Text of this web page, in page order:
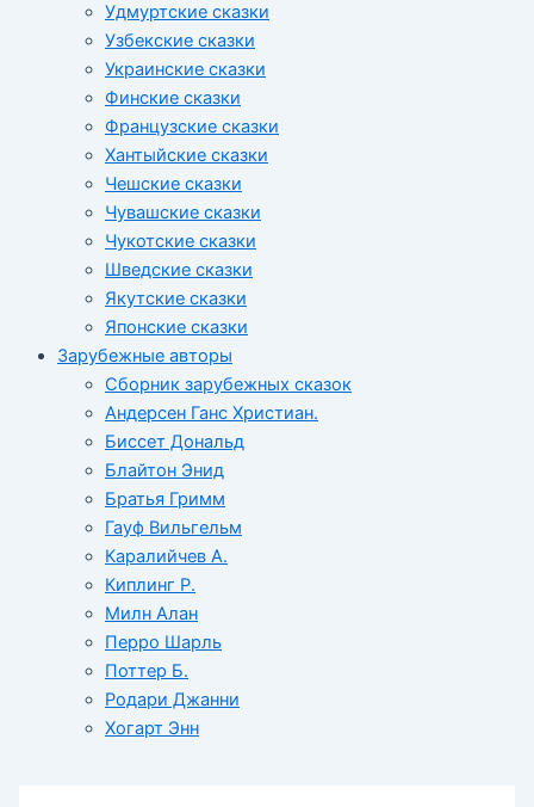
Удмуртские сказки
Узбекские сказки
Украинские сказки
Финские сказки
Французские сказки
Хантыйские сказки
Чешские сказки
Чувашские сказки
Чукотские сказки
Шведские сказки
Якутские сказки
Японские сказки
Зарубежные авторы
Сборник зарубежных сказок
Андерсен Ганс Христиан.
Биссет Дональд
Блайтон Энид
Братья Гримм
Гауф Вильгельм
Каралийчев А.
Киплинг Р.
Милн Алан
Перро Шарль
Поттер Б.
Родари Джанни
Хогарт Энн